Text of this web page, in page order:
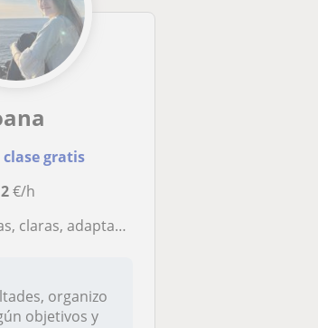
gratis
€/h
a cada alumno y necesidad
organizo
objetivos y